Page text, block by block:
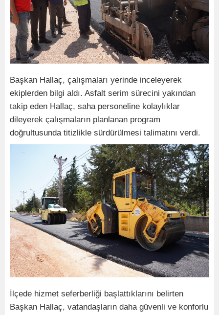
Başkan Hallaç, çalışmaları yerinde inceleyerek
ekiplerden bilgi aldı. Asfalt serim sürecini yakından
takip eden Hallaç, saha personeline kolaylıklar
dileyerek çalışmaların planlanan program
doğrultusunda titizlikle sürdürülmesi talimatını verdi.
İlçede hizmet seferberliği başlattıklarını belirten
Başkan Hallaç, vatandaşların daha güvenli ve konforlu